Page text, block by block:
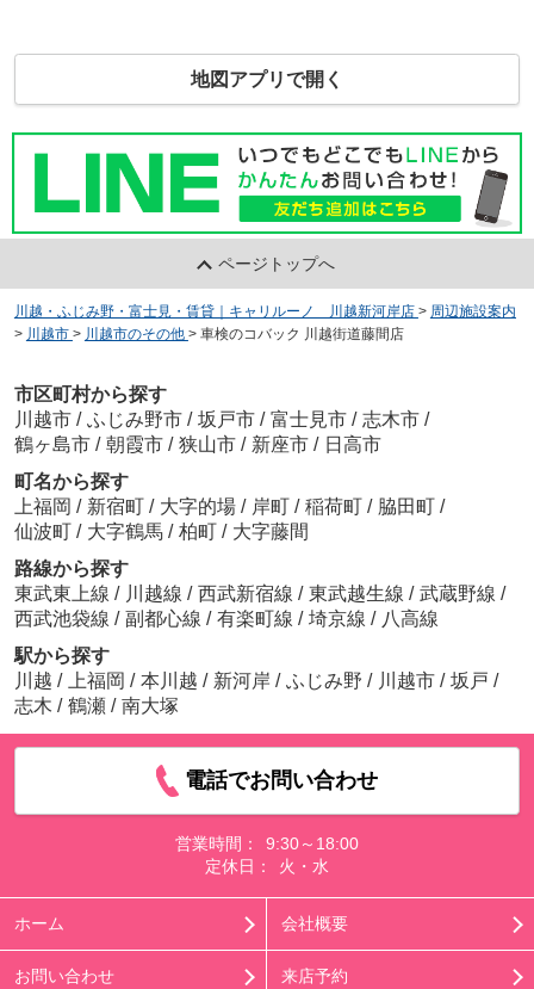
地図アプリで開く
ページトップへ
川越・ふじみ野・富士見・賃貸｜キャリルーノ 川越新河岸店 > 周辺施設案内
> 川越市 > 川越市のその他 > 車検のコバック 川越街道藤間店
市区町村から探す
川越市 / ふじみ野市 / 坂戸市 / 富士見市 / 志木市 /
鶴ヶ島市 / 朝霞市 / 狭山市 / 新座市 / 日高市
町名から探す
上福岡 / 新宿町 / 大字的場 / 岸町 / 稲荷町 / 脇田町 /
仙波町 / 大字鶴馬 / 柏町 / 大字藤間
路線から探す
東武東上線 / 川越線 / 西武新宿線 / 東武越生線 / 武蔵野線 /
西武池袋線 / 副都心線 / 有楽町線 / 埼京線 / 八高線
駅から探す
川越 / 上福岡 / 本川越 / 新河岸 / ふじみ野 / 川越市 / 坂戸 /
志木 / 鶴瀬 / 南大塚
電話でお問い合わせ
営業時間：
9:30～18:00
定休日：
火・水
ホーム 会社概要
お問い合わせ 来店予約